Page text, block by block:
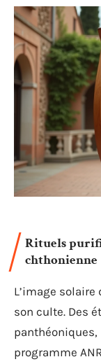
Rituels
chthonienne
L’image solaire
son culte. Des
programme